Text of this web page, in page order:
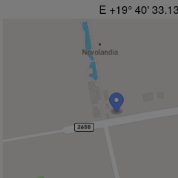
E +19° 40'